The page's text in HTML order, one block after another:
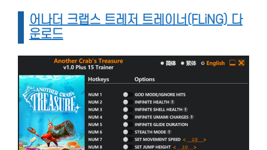
어나더 크랩스 트레저 트레이너(FLiNG) 다
운로드